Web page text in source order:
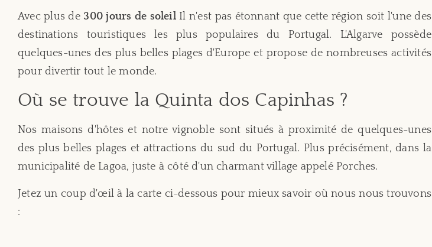
Avec plus de 300 jours de soleilIl n'est pas étonnant que cette région soit l'une des
destinations touristiques les plus populaires du Portugal. L'Algarve possède
quelques-unes des plus belles plages d'Europe et propose de nombreuses activités
pour divertir tout le monde.
Où se trouve la Quinta dos Capinhas ?
Nos maisons d'hôtes et notre vignoble sont situés à proximité de quelques-unes
des plus belles plages et attractions du sud du Portugal. Plus précisément, dans la
municipalité de Lagoa, juste à côté d'un charmant village appelé Porches.
Jetez un coup d'œil à la carte ci-dessous pour mieux savoir où nous nous trouvons
: